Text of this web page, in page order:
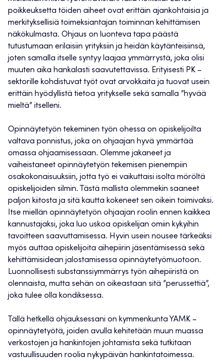
poikkeuksetta töiden aiheet ovat erittäin ajankohtaisia ja
merkityksellisiä toimeksiantajan toiminnan kehittämisen
näkökulmasta. Ohjaus on luonteva tapa päästä
tutustumaan erilaisiin yrityksiin ja heidän käytänteisiinsä,
joten samalla itselle syntyy laajaa ymmärrystä, joka olisi
muuten aika hankalasti saavutettavissa. Erityisesti PK –
sektorille kohdistuvat työt ovat arvokkaita ja tuovat usein
erittäin hyödyllistä tietoa yritykselle sekä samalla ”hyvää
mieltä” itselleni.
Opinnäytetyön tekeminen työn ohessa on opiskelijoilta
valtava ponnistus, joka on ohjaajan hyvä ymmärtää
omassa ohjaamisessaan. Olemme jakaneet ja
vaiheistaneet opinnäytetyön tekemisen pienempiin
osakokonaisuuksiin, jotta työ ei vaikuttaisi isolta möröltä
opiskelijoiden silmin. Tästä mallista olemmekin saaneet
paljon kiitosta ja sitä kautta kokeneet sen oikein toimivaksi.
Itse miellän opinnäytetyön ohjaajan roolin ennen kaikkea
kannustajaksi, joka luo uskoa opiskelijan omiin kykyihin
tavoitteen saavuttamisessa. Hyvin usein nousee tärkeäksi
myös auttaa opiskelijoita aihepiirin jäsentämisessä sekä
kehittämisidean jalostamisessa opinnäytetyömuotoon.
Luonnollisesti substanssiymmärrys työn aihepiiristä on
olennaista, mutta sehän on oikeastaan sitä ”perussettiä”,
joka tulee olla kondiksessa.
Tällä hetkellä ohjauksessani on kymmenkunta YAMK –
opinnäytetyötä, joiden avulla kehitetään muun muassa
verkostojen ja hankintojen johtamista sekä tutkitaan
vastuullisuuden roolia nykypäivän hankintatoimessa.